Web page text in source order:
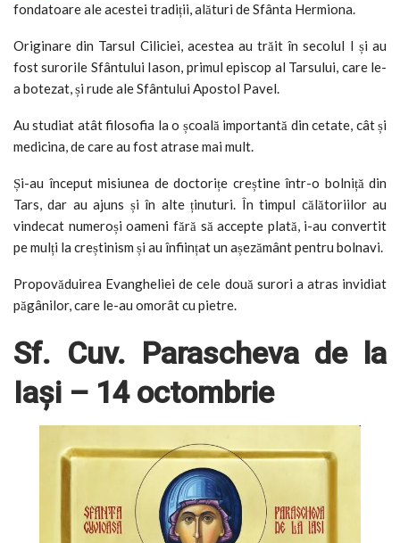
fondatoare ale acestei tradiții, alături de Sfânta Hermiona.
Originare din Tarsul Ciliciei, acestea au trăit în secolul I și au
fost surorile Sfântului Iason, primul episcop al Tarsului, care le-
a botezat, și rude ale Sfântului Apostol Pavel.
Au studiat atât filosofia la o școală importantă din cetate, cât și
medicina, de care au fost atrase mai mult.
Și-au început misiunea de doctorițe creștine într-o bolniță din
Tars, dar au ajuns și în alte ținuturi. În timpul călătoriilor au
vindecat numeroși oameni fără să accepte plată, i-au convertit
pe mulți la creștinism și au înființat un așezământ pentru bolnavi.
Propovăduirea Evangheliei de cele două surori a atras invidiat
păgânilor, care le-au omorât cu pietre.
Sf. Cuv. Parascheva de la
Iași – 14 octombrie